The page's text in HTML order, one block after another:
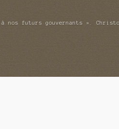
nos futurs gouvernants ».